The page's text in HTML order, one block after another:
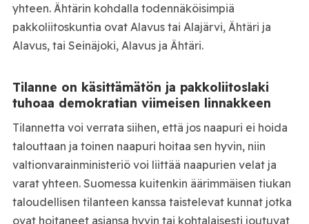
yhteen. Ähtärin kohdalla todennäköisimpiä
pakkoliitoskuntia ovat Alavus tai Alajärvi, Ähtäri ja
Alavus, tai Seinäjoki, Alavus ja Ähtäri.
Tilanne on käsittämätön ja pakkoliitoslaki
tuhoaa demokratian viimeisen linnakkeen
Tilannetta voi verrata siihen, että jos naapuri ei hoida
talouttaan ja toinen naapuri hoitaa sen hyvin, niin
valtionvarainministeriö voi liittää naapurien velat ja
varat yhteen. Suomessa kuitenkin äärimmäisen tiukan
taloudellisen tilanteen kanssa taistelevat kunnat jotka
ovat hoitaneet asiansa hyvin tai kohtalaisesti joutuvat